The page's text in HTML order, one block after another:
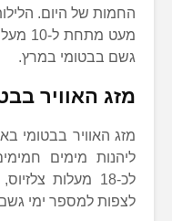
החמות של היום.
מעט
גשם בבטומי במרץ.
מזג האוויר
מזג האוויר בבטומי
לכ-18 מעלות
לצפות למספר ימי